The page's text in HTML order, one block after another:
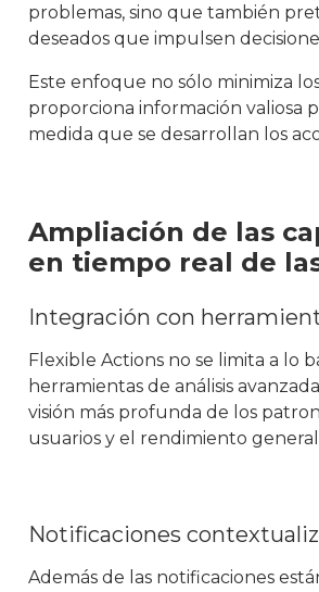
problemas, sino que también
deseados que impulsen
Este enfoque no sólo minimiza
proporciona información valiosa
medida que se desarrollan los
Ampliación de las
en tiempo real de
Integración con
Flexible Actions no se limita a lo
herramientas de análisis
visión más profunda de los
usuarios y el rendimiento
Notificaciones
Además de las notificaciones